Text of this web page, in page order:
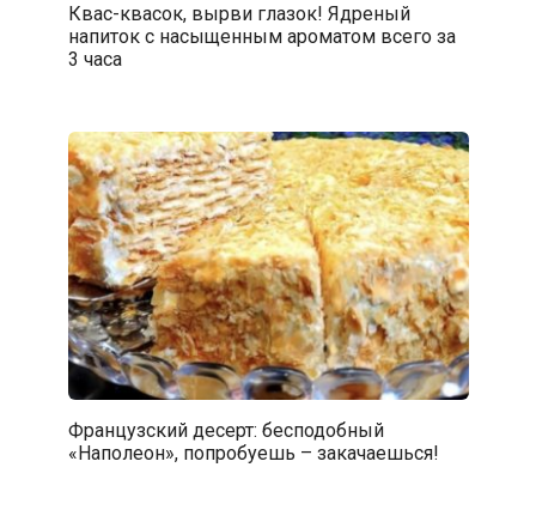
Квас-квасок, вырви глазок! Ядреный
напиток с насыщенным ароматом всего за
3 часа
Французский десерт: бесподобный
«Наполеон», попробуешь – закачаешься!